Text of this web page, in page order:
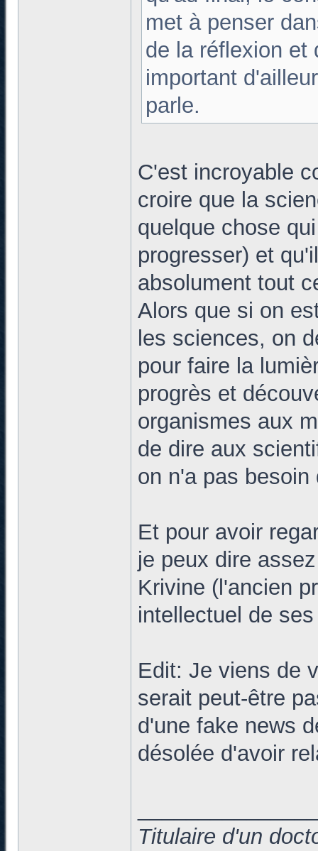
met à penser
de la réflexion et
important
parle.
C'est incroyable
croire que la
quelque chose
progresser) et
absolument tout
Alors que si on
les sciences, on
pour faire la
progrès et
organismes aux
de dire aux
on n'a pas
Et pour avoir
je peux dire
Krivine (l'ancien
intellectuel de
Edit: Je viens de
serait peut-être
d'une fake news
désolée d'avoir
Titulaire d'un